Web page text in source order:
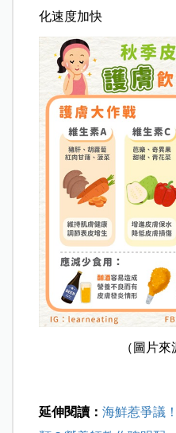
化速度加快
（圖片來
延伸閱讀：海鮮惹爭議